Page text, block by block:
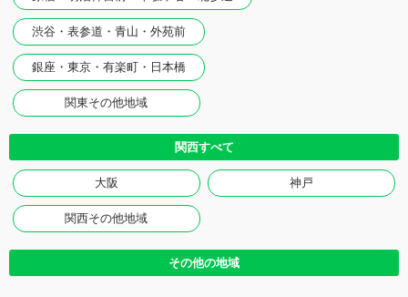
渋谷・表参道・青山・外苑前
銀座・東京・有楽町・日本橋
関東その他地域
関西すべて
大阪 神戸
関西その他地域
その他の地域